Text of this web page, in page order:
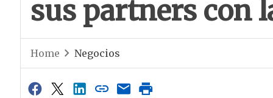
sus partners con
Home Negocios